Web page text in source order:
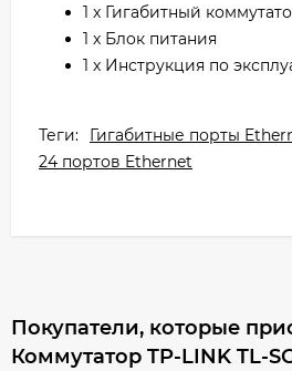
1 x Гигабитный
1 x Блок питания
1 x Инструкция по
Теги: Гигабитные порты
24 портов Ethernet
Покупатели, которые
Коммутатор TP-LINK TL-